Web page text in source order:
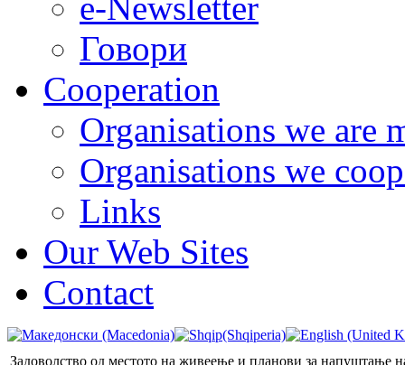
Говори
Cooperation
Organisations we are
Organisations we
Links
Our Web Sites
Contact
Задоволство од местото на живеење и планови за напуштање